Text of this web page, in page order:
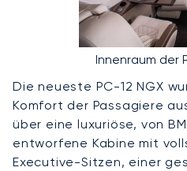
Innenraum der
Die neueste PC-12 NGX
Komfort der Passagiere
über eine luxuriöse, von
entworfene Kabine mit
Executive-Sitzen, einer